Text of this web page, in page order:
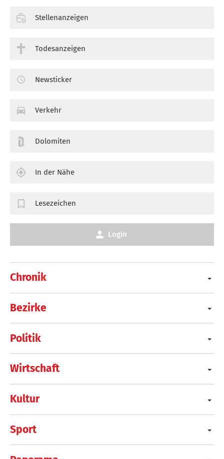
Chronik
Bezirke
Politik
Wirtschaft
Kultur
Sport
Stellenanzeigen
Todesanzeigen
Newsticker
Verkehr
Dolomiten
In der Nähe
Lesezeichen
Login